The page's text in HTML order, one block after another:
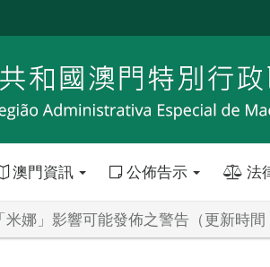
澳門資訊 公佈告示 法
米娜」影響可能發佈之警告（更新時間